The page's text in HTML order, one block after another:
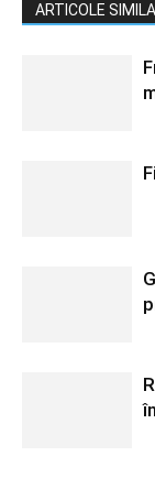
ARTICOLE